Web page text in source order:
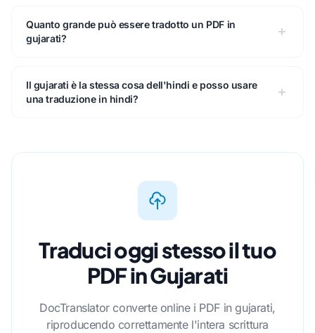
Quanto grande può essere tradotto un PDF in
gujarati?
Il gujarati è la stessa cosa dell'hindi e posso usare
una traduzione in hindi?
Traduci oggi stesso il tuo
PDF in Gujarati
DocTranslator converte online i PDF in gujarati,
riproducendo correttamente l'intera scrittura